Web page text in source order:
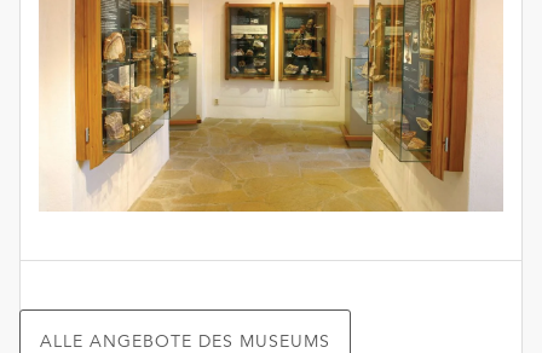
ALLE ANGEBOTE DES MUSEUMS